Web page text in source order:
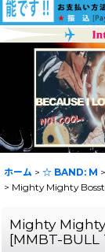
ホーム > ☆ BAND: M >
> Mighty Mighty
Mighty
[MMBT-BULL